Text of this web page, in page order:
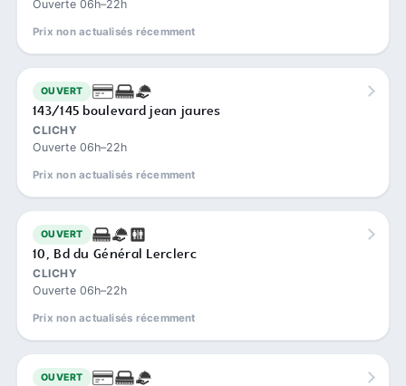
Ouverte 06h–22h
Prix non actualisés récemment
OUVERT
143/145 boulevard jean jaures
CLICHY
Ouverte 06h–22h
Prix non actualisés récemment
OUVERT
10, Bd du Général Lerclerc
CLICHY
Ouverte 06h–22h
Prix non actualisés récemment
OUVERT